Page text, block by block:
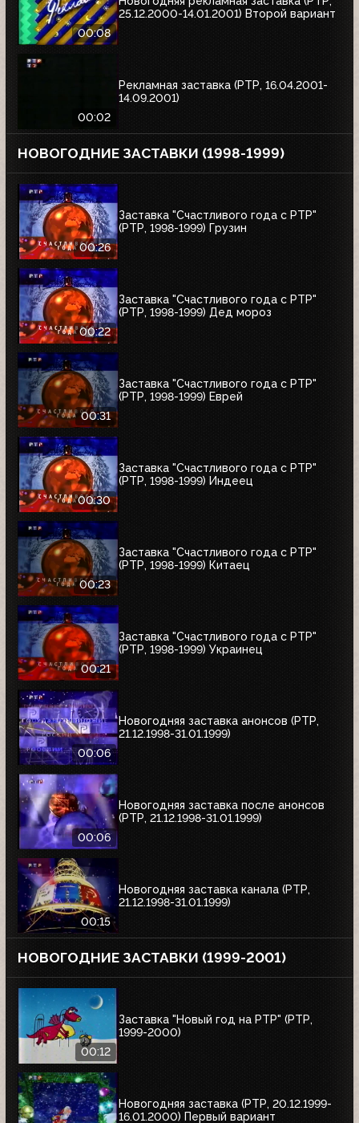
00:08
25.12.2000-14.01.2001) Второй вариант
00:02
Рекламная заставка (РТР, 16.04.2001-
14.09.2001)
НОВОГОДНИЕ ЗАСТАВКИ (1998-1999)
00:26
Заставка "Счастливого года с РТР"
(РТР, 1998-1999) Грузин
00:22
Заставка "Счастливого года с РТР"
(РТР, 1998-1999) Дед мороз
00:31
Заставка "Счастливого года с РТР"
(РТР, 1998-1999) Еврей
00:30
Заставка "Счастливого года с РТР"
(РТР, 1998-1999) Индеец
00:23
Заставка "Счастливого года с РТР"
(РТР, 1998-1999) Китаец
00:21
Заставка "Счастливого года с РТР"
(РТР, 1998-1999) Украинец
00:06
Новогодняя заставка анонсов (РТР,
21.12.1998-31.01.1999)
00:06
Новогодняя заставка после анонсов
(РТР, 21.12.1998-31.01.1999)
00:15
Новогодняя заставка канала (РТР,
21.12.1998-31.01.1999)
НОВОГОДНИЕ ЗАСТАВКИ (1999-2001)
00:12
Заставка "Новый год на РТР" (РТР,
1999-2000)
Новогодняя заставка (РТР, 20.12.1999-
16.01.2000) Первый вариант